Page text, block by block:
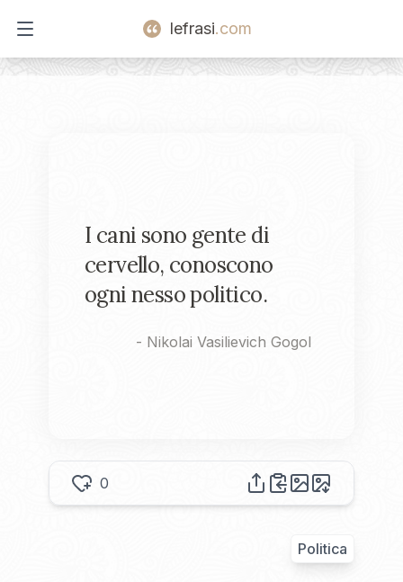
Open main menu
lefrasi.com
I cani sono gente di
cervello, conoscono
ogni nesso politico.
- Nikolai Vasilievich Gogol
0
Politica